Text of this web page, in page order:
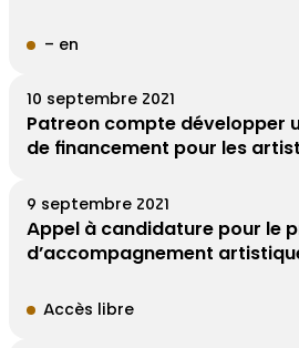
– en
10 septembre 2021
Patreon compte développer
de financement pour les
9 septembre 2021
Appel à candidature pour le
d’accompagnement
Accès libre